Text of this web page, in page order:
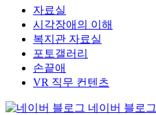
자료실
시각장애의 이해
복지관 자료실
포토갤러리
손끝애
VR 직무 컨텐츠
네이버 블로그